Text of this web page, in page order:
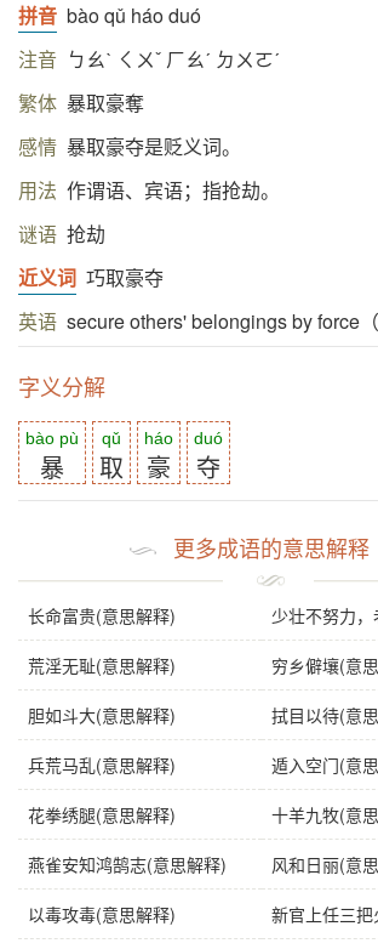
拼音 bào qǔ háo duó
注音 ㄅㄠˋ ㄑㄨˇ ㄏㄠˊ ㄉㄨㄛˊ
繁体 暴取豪奪
感情 暴取豪夺是贬义词。
用法 作谓语、宾语；指抢劫。
谜语 抢劫
近义词 巧取豪夺
英语 secure others' belongings by force
字义分解
bào pù
暴
qǔ
取
háo
豪
duó
夺
更多成语的意思解释
长命富贵(意思解释) 少壮不努力，
荒淫无耻(意思解释) 穷乡僻壤(意
胆如斗大(意思解释) 拭目以待(意
兵荒马乱(意思解释) 遁入空门(意
花拳绣腿(意思解释) 十羊九牧(意
燕雀安知鸿鹄志(意思解释) 风和日丽(意
以毒攻毒(意思解释) 新官上任三